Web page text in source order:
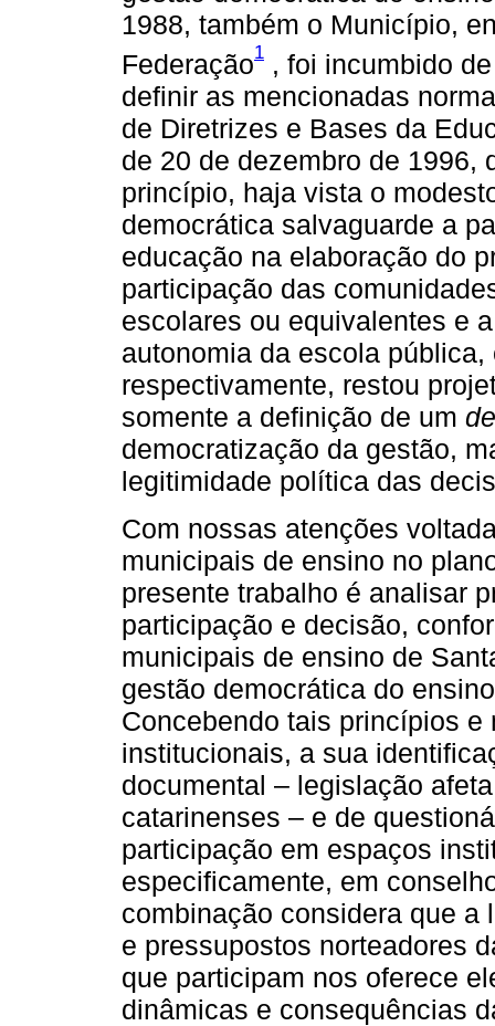
1988, também o Município,
Federação1 , foi incumbido
definir as mencionadas
de Diretrizes e Bases da
de 20 de dezembro de 1996,
princípio, haja vista o
democrática salvaguarde a
educação na elaboração do
participação das
escolares ou equivalentes e
autonomia da escola
respectivamente, restou
somente a definição de um
democratização da gestão,
legitimidade política das
Com nossas atenções
municipais de ensino no
presente trabalho é analisar
participação e decisão,
municipais de ensino de
gestão democrática do
Concebendo tais princípios
institucionais, a sua
documental – legislação
catarinenses – e de
participação em espaços
especificamente, em
combinação considera que
e pressupostos norteadores
que participam nos oferece
dinâmicas e consequências